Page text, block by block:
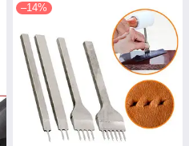
–14%